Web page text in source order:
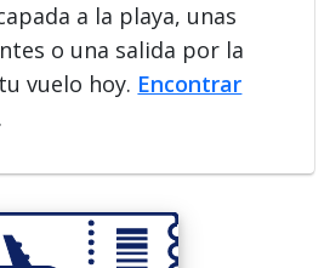
a la playa, unas
o una salida por la
vuelo hoy. Encontrar